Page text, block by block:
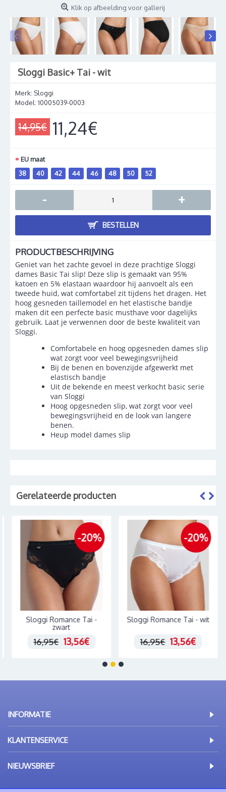
Klik op afbeelding voor gallerij
Sloggi Basic+ Tai - wit
Merk: Sloggi
Model: 10005039-0003
14,95€ 11,24€
EU maat
38
40 42 44 46 48 50 52
- +
BESTELLEN
PRODUCTBESCHRIJVING
Geniet van het zachte gevoel in deze prachtige Sloggi
dames Basic Tai slip! Deze slip is gemaakt van 95%
katoen en 5% elastaan waardoor hij aanvoelt als een
tweede huid, wat comfortabel zit tijdens het dragen. Het
hoog gesneden taillemodel en het elastische bandje
maken dit een perfecte basic musthave voor dagelijks
gebruik. Laat je verwennen door de beste kwaliteit van
Sloggi.
Comfortabele en hoog opgesneden dames slip
wat zorgt voor veel bewegingsvrijheid
Bij de benen en bovenzijde afgewerkt met
elastisch bandje
Uit de bekende en meest verkocht basic serie
van Sloggi
Hoog opgesneden slip, wat zorgt voor veel
bewegingsvrijheid en de look van langere
benen.
Heup model dames slip
Gerelateerde producten
-20%
Sloggi Romance Tai -
zwart
16,95€ 13,56€
-20%
Sloggi Romance Tai - wit
16,95€ 13,56€
INFORMATIE
KLANTENSERVICE
NIEUWSBRIEF